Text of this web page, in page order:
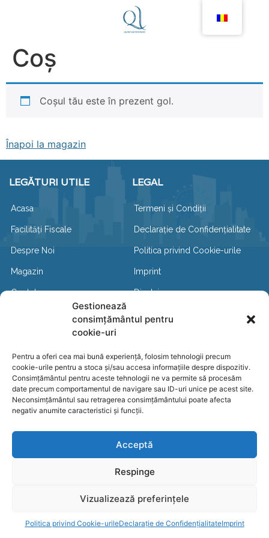
Gestionează
consimțământul pentru
cookie-uri
Pentru a oferi cea mai bună experiență, folosim tehnologii precum
cookie-urile pentru a stoca și/sau accesa informațiile despre dispozitiv.
Consimțământul pentru aceste tehnologii ne va permite să procesăm
date precum comportamentul de navigare sau ID-uri unice pe acest site.
Neconsimțământul sau retragerea consimțământului poate afecta
negativ anumite caracteristici și funcții.
Acceptă
Respinge
Vizualizează preferințele
Politica privind Cookie-urileDeclarație de ConfidențialitateImprint
Coș
Coșul tău este în prezent gol.
Înapoi la magazin
LEGĂTURI UTILE
Acasa
Facilități Fiscale
Despre Noi
Magazin
Contul meu
LEGAL
Termeni și Condiții
Declarație de Confidențialitate
Politica privind Cookie-urile
Imprint
Disclaimer
© 2021– Quantum Intermed EOOD – All
Web Design - Royalz